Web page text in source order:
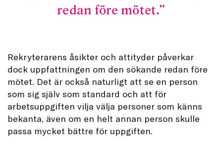
redan före mötet.
Rekryterarens åsikter och attityder påverkar
dock uppfattningen om den sökande redan före
mötet. Det är också naturligt att se en person
som sig själv som standard och att för
arbetsuppgiften vilja välja personer som känns
bekanta, även om en helt annan person skulle
passa mycket bättre för uppgiften.